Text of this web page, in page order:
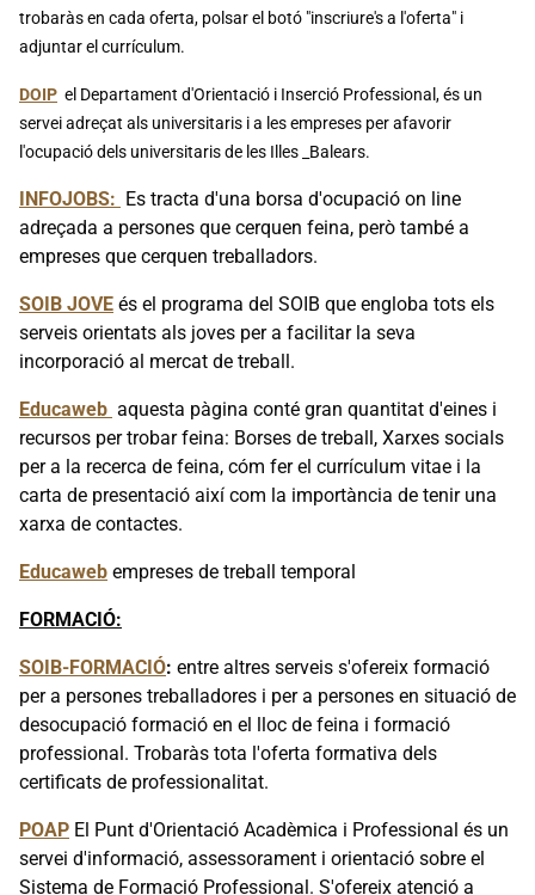
trobaràs en cada oferta, polsar el botó "inscriure's a l'oferta" i
adjuntar el currículum.
DOIP el Departament d'Orientació i Inserció Professional, és un
servei adreçat als universitaris i a les empreses per afavorir
l'ocupació dels universitaris de les Illes _Balears.
INFOJOBS: Es tracta d'una borsa d'ocupació on line
adreçada a persones que cerquen feina, però també a
empreses que cerquen treballadors.
SOIB JOVE és el programa del SOIB que engloba tots els
serveis orientats als joves per a facilitar la seva
incorporació al mercat de treball.
Educaweb aquesta pàgina conté gran quantitat d'eines i
recursos per trobar feina: Borses de treball, Xarxes socials
per a la recerca de feina, cóm fer el currículum vitae i la
carta de presentació així com la importància de tenir una
xarxa de contactes.
Educaweb empreses de treball temporal
FORMACIÓ:
SOIB-FORMACIÓ: entre altres serveis s'ofereix formació
per a persones treballadores i per a persones en situació de
desocupació formació en el lloc de feina i formació
professional. Trobaràs tota l'oferta formativa dels
certificats de professionalitat.
POAP El Punt d'Orientació Acadèmica i Professional és un
servei d'informació, assessorament i orientació sobre el
Sistema de Formació Professional. S'ofereix atenció a